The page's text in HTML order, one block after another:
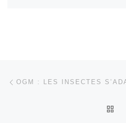
Parcourir les
OGM : LES INSECTES